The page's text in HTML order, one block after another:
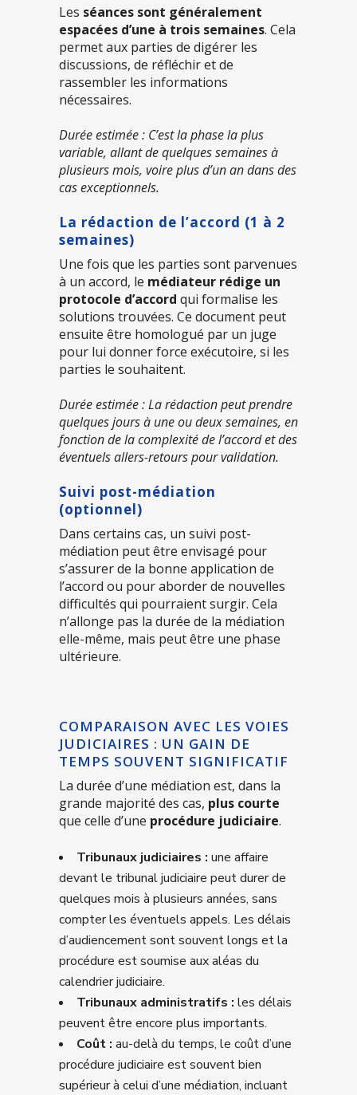
Les séances sont généralement
espacées d’une à trois semaines. Cela
permet aux parties de digérer les
discussions, de réfléchir et de
rassembler les informations
nécessaires.
Durée estimée : C’est la phase la plus
variable, allant de quelques semaines à
plusieurs mois, voire plus d’un an dans des
cas exceptionnels.
La rédaction de l’accord (1 à 2
semaines)
Une fois que les parties sont parvenues
à un accord, le médiateur rédige un
protocole d’accord qui formalise les
solutions trouvées. Ce document peut
ensuite être homologué par un juge
pour lui donner force exécutoire, si les
parties le souhaitent.
Durée estimée : La rédaction peut prendre
quelques jours à une ou deux semaines, en
fonction de la complexité de l’accord et des
éventuels allers-retours pour validation.
Suivi post-médiation
(optionnel)
Dans certains cas, un suivi post-
médiation peut être envisagé pour
s’assurer de la bonne application de
l’accord ou pour aborder de nouvelles
difficultés qui pourraient surgir. Cela
n’allonge pas la durée de la médiation
elle-même, mais peut être une phase
ultérieure.
COMPARAISON AVEC LES VOIES
JUDICIAIRES : UN GAIN DE
TEMPS SOUVENT SIGNIFICATIF
La durée d’une médiation est, dans la
grande majorité des cas, plus courte
que celle d’une procédure judiciaire.
Tribunaux judiciaires : une affaire
devant le tribunal judiciaire peut durer de
quelques mois à plusieurs années, sans
compter les éventuels appels. Les délais
d’audiencement sont souvent longs et la
procédure est soumise aux aléas du
calendrier judiciaire.
Tribunaux administratifs : les délais
peuvent être encore plus importants.
Coût : au-delà du temps, le coût d’une
procédure judiciaire est souvent bien
supérieur à celui d’une médiation, incluant